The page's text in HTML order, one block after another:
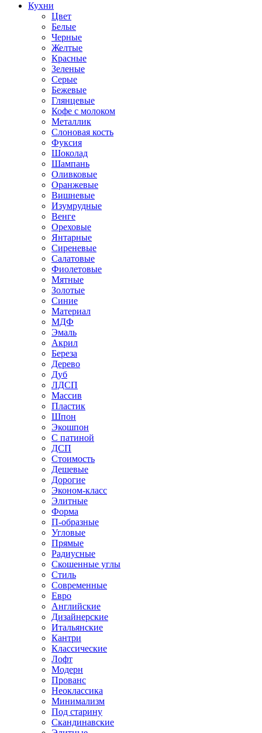
Кухни
Цвет
Белые
Черные
Желтые
Красные
Зеленые
Серые
Бежевые
Глянцевые
Кофе с молоком
Металлик
Слоновая кость
Фуксия
Шоколад
Шампань
Оливковые
Оранжевые
Вишневые
Изумрудные
Венге
Ореховые
Янтарные
Сиреневые
Салатовые
Фиолетовые
Мятные
Золотые
Синие
Материал
МДФ
Эмаль
Акрил
Береза
Дерево
Дуб
ЛДСП
Массив
Пластик
Шпон
Экошпон
С патиной
ДСП
Стоимость
Дешевые
Дорогие
Эконом-класс
Элитные
Форма
П-образные
Угловые
Прямые
Радиусные
Скошенные углы
Стиль
Современные
Евро
Английские
Дизайнерские
Итальянские
Кантри
Классические
Лофт
Модерн
Прованс
Неоклассика
Минимализм
Под старину
Скандинавские